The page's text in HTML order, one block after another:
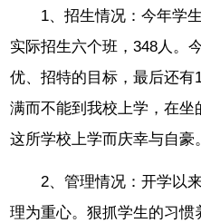
1、招生情况：今年学
实际招生六个班，348人。
优、招特的目标，最后还有
满而不能到我校上学，在坐
这所学校上学而庆幸与自豪。
2、管理情况：开学以
理为重心。狠抓学生的习惯